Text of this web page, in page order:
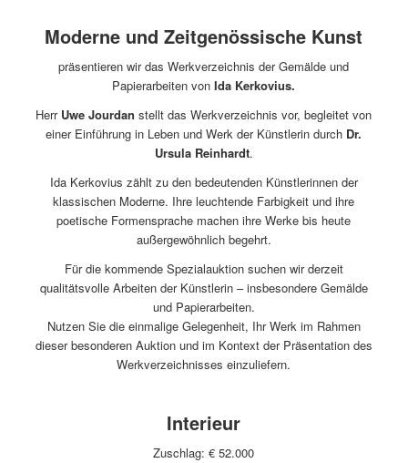
Moderne und Zeitgenössische Kunst
präsentieren wir das Werkverzeichnis der Gemälde und
Papierarbeiten vonIda Kerkovius.
Herr Uwe Jourdan stellt das Werkverzeichnis vor, begleitet von
einer Einführung in Leben und Werk der Künstlerin durch Dr.
Ursula Reinhardt.
Ida Kerkovius zählt zu den bedeutenden Künstlerinnen der
klassischen Moderne. Ihre leuchtende Farbigkeit und ihre
poetische Formensprache machen ihre Werke bis heute
außergewöhnlich begehrt.
Für die kommende Spezialauktion suchen wir derzeit
qualitätsvolle Arbeiten der Künstlerin – insbesondere Gemälde
und Papierarbeiten.
Nutzen Sie die einmalige Gelegenheit, Ihr Werk im Rahmen
dieser besonderen Auktion und im Kontext der Präsentation des
Werkverzeichnisses einzuliefern.
Interieur
Zuschlag: € 52.000